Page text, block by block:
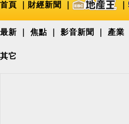
首頁 財經新聞
最新 焦點 影音新聞 產業
其它